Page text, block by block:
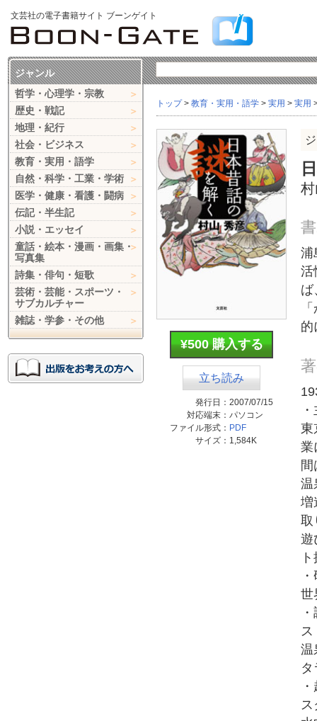
文芸社の電子書籍サイト ブーンゲイト
トップ> 教育・実用・語学 > 実用 > 実用
¥500 購入する
立ち読み
発行日： 2007/07/15
対応端末： パソコン
ファイル形式： PDF
サイズ： 1,584K
浦
活
ば
的
東
業
温
増
取
遊
世
ス
温
ス
ジャンル
哲学・心理学・宗教
歴史・戦記
地理・紀行
社会・ビジネス
教育・実用・語学
自然・科学・工業・学術
医学・健康・看護・闘病
伝記・半生記
小説・エッセイ
童話・絵本・漫画・画集・
写真集
詩集・俳句・短歌
芸術・芸能・スポーツ・
サブカルチャー
雑誌・学参・その他